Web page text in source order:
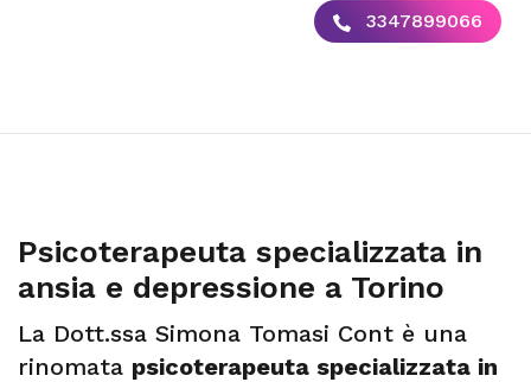
3347899066
Psicoterapeuta specializzata in
ansia e depressione a Torino
La Dott.ssa Simona Tomasi Cont è una
rinomata psicoterapeuta specializzata in